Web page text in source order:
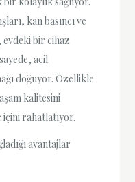
kan basıncı ve
evdeki bir cihaz
acil
doğuyor. Özellikle
kalitesini
içini rahatlatıyor.
avantajlar